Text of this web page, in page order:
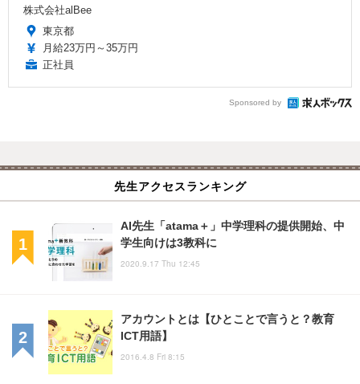
株式会社alBee
東京都
月給23万円～35万円
正社員
Sponsored by
先生アクセスランキング
AI先生「atama＋」中学理科の提供開始、中
学生向けは3教科に
2020.9.17 Thu 12:45
アカウントとは【ひとことで言うと？教育
ICT用語】
2016.4.8 Fri 8:15